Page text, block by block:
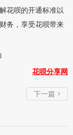
花呗的开通标准以
务，享受花呗带来
花呗分享网
下一篇 